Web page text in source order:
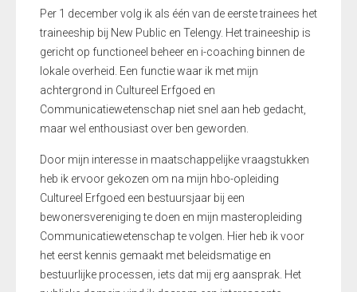
Per 1 december volg ik als één van de eerste trainees het
traineeship bij New Public en Telengy. Het traineeship is
gericht op functioneel beheer en i-coaching binnen de
lokale overheid. Een functie waar ik met mijn
achtergrond in Cultureel Erfgoed en
Communicatiewetenschap niet snel aan heb gedacht,
maar wel enthousiast over ben geworden.
Door mijn interesse in maatschappelijke vraagstukken
heb ik ervoor gekozen om na mijn hbo-opleiding
Cultureel Erfgoed een bestuursjaar bij een
bewonersvereniging te doen en mijn masteropleiding
Communicatiewetenschap te volgen. Hier heb ik voor
het eerst kennis gemaakt met beleidsmatige en
bestuurlijke processen, iets dat mij erg aansprak. Het